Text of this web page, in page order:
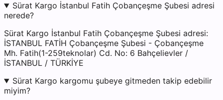
Sürat Kargo İstanbul Fatih Çobançeşme Şubesi adresi
nerede?
Sürat Kargo İstanbul Fatih Çobançeşme Şubesi adresi:
İSTANBUL FATİH Çobançeşme Şubesi - Çobançeşme
Mh. Fatih(1-259teknolar) Cd. No: 6 Bahçelievler /
İSTANBUL / TÜRKİYE
Sürat Kargo kargomu şubeye gitmeden takip edebilir
miyim?